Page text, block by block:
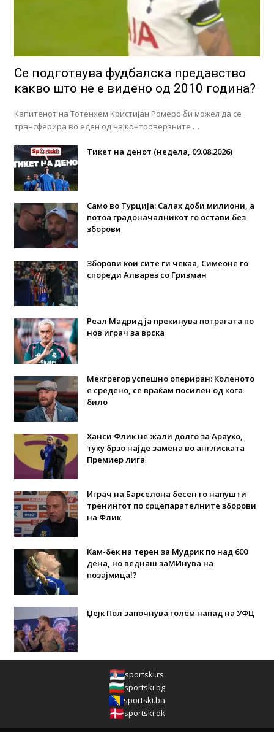
Се подготвува фудбалска предавство
какво што не е видено од 2010 година?
Капитенот на Тотенхем Кристијан Ромеро би можел да се
трансферира во еден од најконтроверзните …
Тикет на денот (недела, 09.08.2026)
Само во Турција: Салах доби милиони, а
потоа градоначалникот го остави без
зборови
Зборови кои сите ги чекаа, Симеоне го
спореди Алварез со Гризман
Реал Мадрид ја прекинува потрагата по
нов играч за врска
Мекгрегор успешно опериран: Коленото
е средено, се враќам посилен од кога
било
Ханси Флик не жали долго за Араухо,
туку брзо најде замена во англиската
Премиер лига
Играч на Барселона бесен го напушти
тренингот по срцепарателните зборови
на Флик
Кам-бек на терен за Мудрик по над 600
дена, но веднаш заМИнува на
позајмица!?
Џејк Пол започнува голем напад на УФЦ
sportski.rs
sportski.bg
sportski.ba
sportski.dk